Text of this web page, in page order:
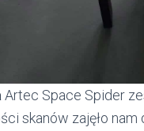
Artec Space Spider
skanów zajęło